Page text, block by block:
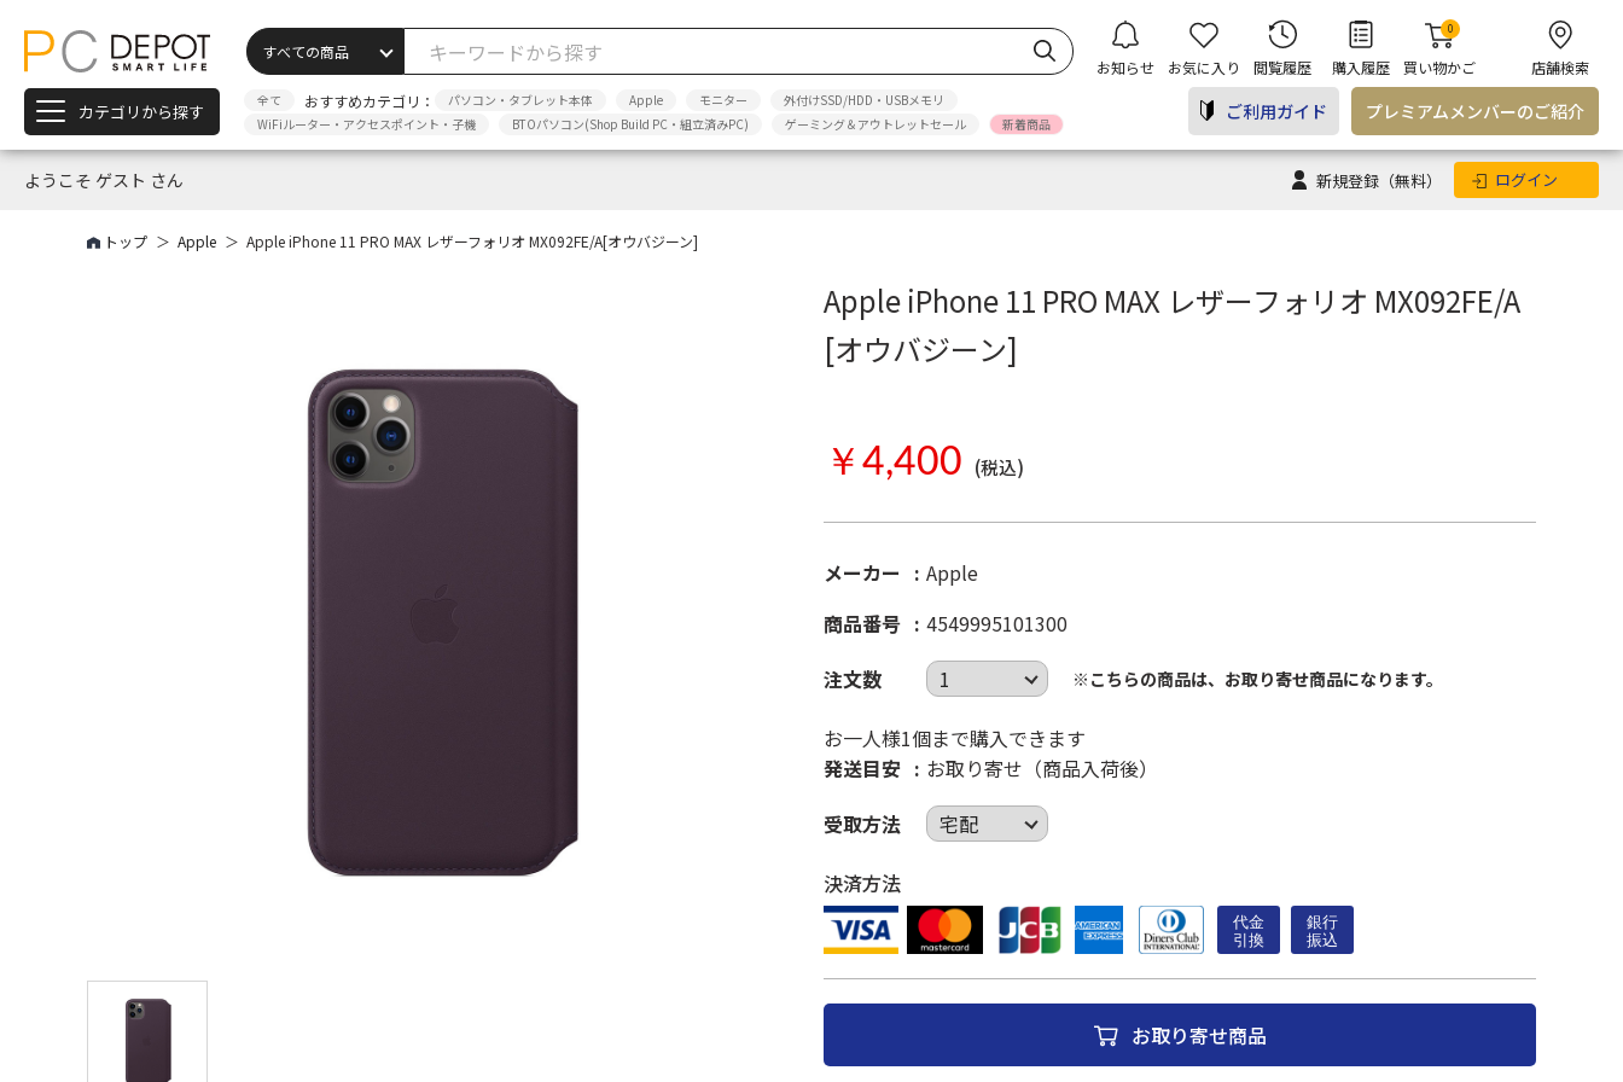
お知らせ お気に入り 閲覧履歴 購入履歴 買い物かご
0
店舗検索
カテゴリから探す 全て おすすめカテゴリ： パソコン・タブレット本体 Apple モニター
外付けSSD/HDD・USBメモリ
WiFiルーター・アクセスポイント・子機
BTOパソコン(Shop Build PC・組立済みPC) ゲーミング＆アウトレットセール 新着商品
ご利用ガイド プレミアム メンバーのご紹介
ようこそ ゲスト さん 新規登録 （無料） ログイン
トップ Apple Apple iPhone 11 PRO MAX レザーフォリオ MX092FE/A[オウバジーン]
Apple iPhone 11 PRO MAX レザーフォリオ MX092FE/A
[オウバジーン]
￥4,400 (税込)
メーカー
Apple
商品番号
4549995101300
注文数
※こちらの商品は、お取り寄せ商品になります。
お一人様1個まで購入できます
発送目安
お取り寄せ（商品入荷後）
受取方法
決済方法
お取り寄せ商品